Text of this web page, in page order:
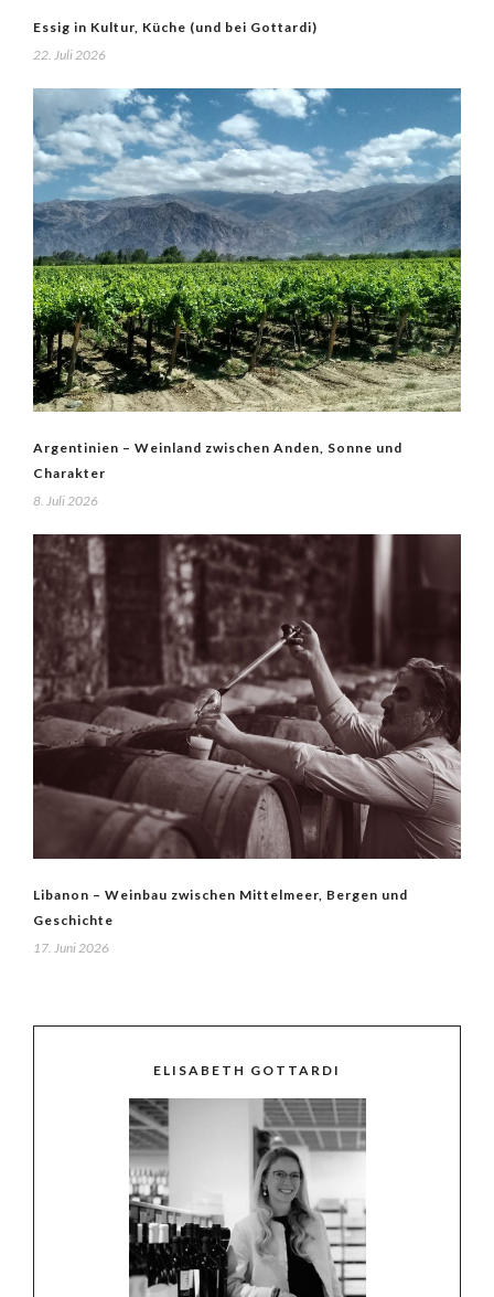
Essig in Kultur, Küche (und bei Gottardi)
22. Juli 2026
Argentinien – Weinland zwischen Anden, Sonne und
Charakter
8. Juli 2026
Libanon – Weinbau zwischen Mittelmeer, Bergen und
Geschichte
17. Juni 2026
ELISABETH GOTTARDI